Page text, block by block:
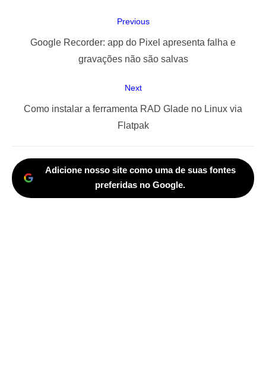
Previous
Previous
Google Recorder: app do Pixel apresenta falha e
gravações não são salvas
Next
Next
Como instalar a ferramenta RAD Glade no Linux via
Flatpak
Adicione nosso site como uma de suas fontes
preferidas no Google.